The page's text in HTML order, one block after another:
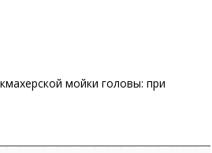
мойки головы: при